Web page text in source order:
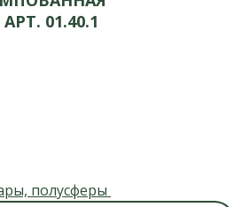
01.40.1
полусферы